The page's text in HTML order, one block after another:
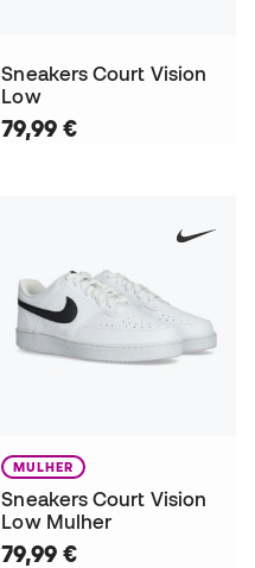
Sneakers Court Vision
Low
79,99 €
MULHER
Sneakers Court Vision
Low Mulher
79,99 €